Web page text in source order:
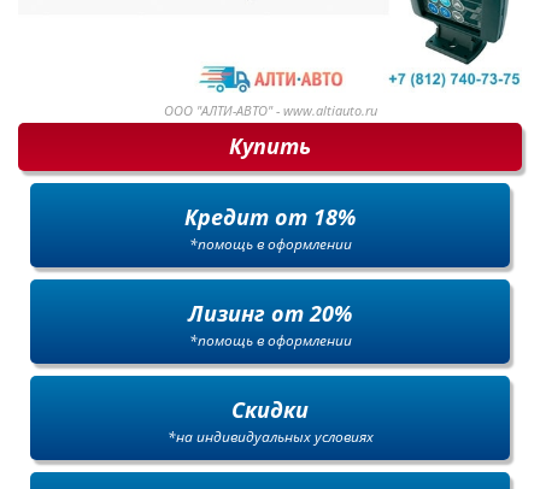
Купить
Кредит от 18%
*помощь в оформлении
Лизинг от 20%
*помощь в оформлении
Скидки
*на индивидуальных условиях
ООО "АЛТИ-АВТО" - www.altiauto.ru